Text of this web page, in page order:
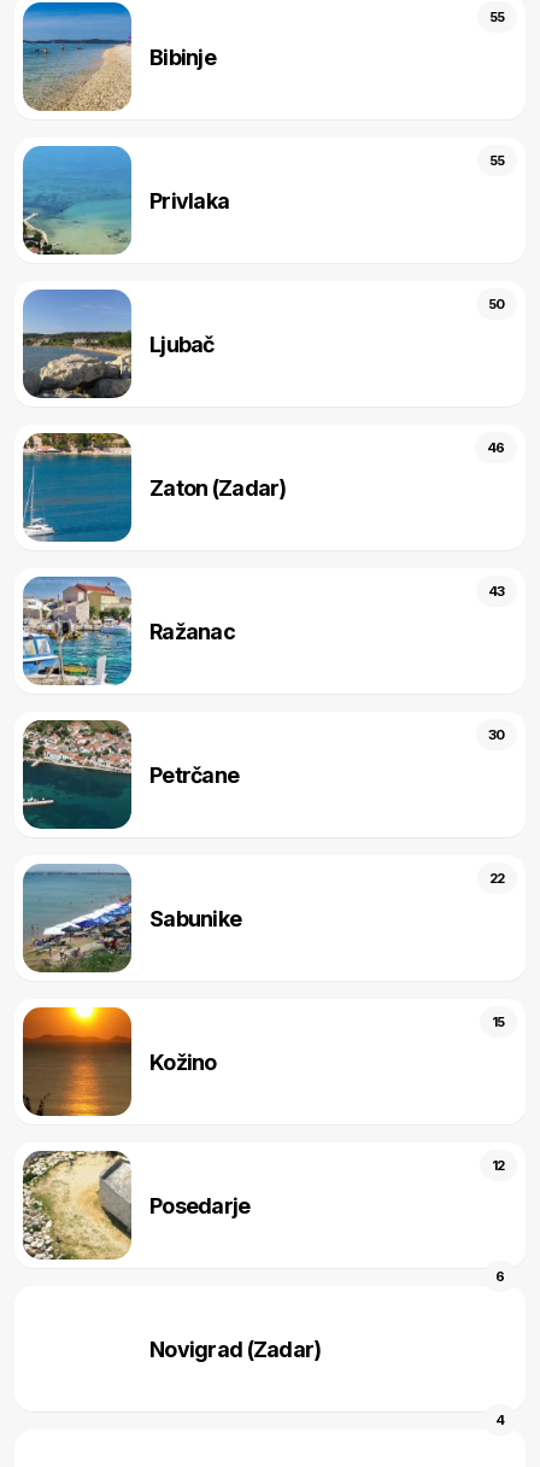
Bibinje
55
Privlaka
55
Ljubač
50
Zaton (Zadar)
46
Ražanac
43
Petrčane
30
Sabunike
22
Kožino
15
Posedarje
12
Novigrad (Zadar)
6
4